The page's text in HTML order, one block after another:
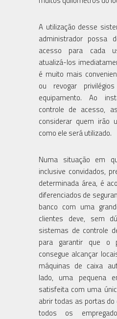
A utilização desse
administrador possa
acesso para cada
atualizá-los
é muito mais
ou revogar
equipamento. Ao
controle de acesso,
considerar quem irão
como ele será utilizado.
Numa situação em
inclusive convidados,
determinada área, é
diferenciados de
banco com uma
clientes deve, sem
sistemas de controle
para garantir que o
consegue alcançar
máquinas de caixa
lado, uma pequena
satisfeita com uma
abrir todas as portas
todos os